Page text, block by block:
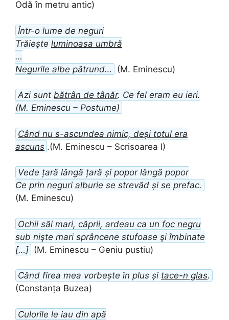
Odă în metru antic)
Într-o lume de neguri
Trăiește luminoasa umbră
…
Negurile albe pătrund… (M. Eminescu)
Azi sunt bătrân de tânăr. Ce fel eram eu ieri.
(M. Eminescu – Postume)
Când nu s-ascundea nimic, deși totul era
ascuns .(M. Eminescu – Scrisoarea I)
Vede țară lângă țară și popor lângă popor
Ce prin neguri alburie se strevăd și se prefac.
(M. Eminescu)
Ochii săi mari, căprii, ardeau ca un foc negru
sub nişte mari sprâncene stufoase şi îmbinate
[…] (M. Eminescu – Geniu pustiu)
Când firea mea vorbește în plus și tace-n glas.
(Constanța Buzea)
Culorile le iau din apă